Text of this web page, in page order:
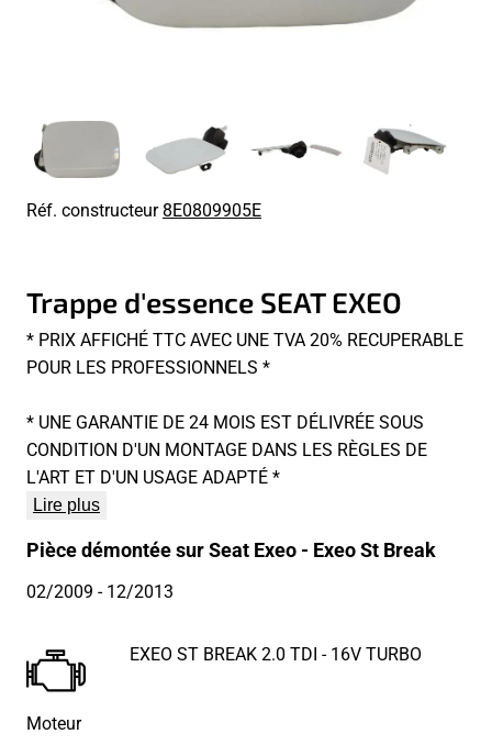
Réf. constructeur8E0809905E
Trappe d'essence SEAT EXEO
* PRIX AFFICHÉ TTC AVEC UNE TVA 20% RECUPERABLE
POUR LES PROFESSIONNELS *
* UNE GARANTIE DE 24 MOIS EST DÉLIVRÉE SOUS
CONDITION D'UN MONTAGE DANS LES RÈGLES DE
L'ART ET D'UN USAGE ADAPTÉ *
Lire plus
Pièce démontée sur Seat Exeo - Exeo St Break
02/2009 - 12/2013
Moteur
EXEO ST BREAK 2.0 TDI - 16V TURBO